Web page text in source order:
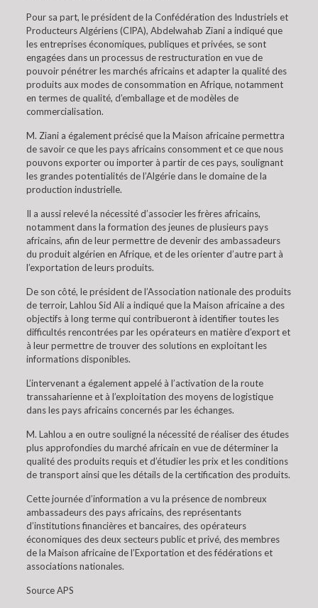
Pour sa part, le président de la Confédération des Industriels et
Producteurs Algériens (CIPA), Abdelwahab Ziani a indiqué que
les entreprises économiques, publiques et privées, se sont
engagées dans un processus de restructuration en vue de
pouvoir pénétrer les marchés africains et adapter la qualité des
produits aux modes de consommation en Afrique, notamment
en termes de qualité, d’emballage et de modèles de
commercialisation.
M. Ziani a également précisé que la Maison africaine permettra
de savoir ce que les pays africains consomment et ce que nous
pouvons exporter ou importer à partir de ces pays, soulignant
les grandes potentialités de l’Algérie dans le domaine de la
production industrielle.
Il a aussi relevé la nécessité d’associer les frères africains,
notamment dans la formation des jeunes de plusieurs pays
africains, afin de leur permettre de devenir des ambassadeurs
du produit algérien en Afrique, et de les orienter d’autre part à
l’exportation de leurs produits.
De son côté, le président de l’Association nationale des produits
de terroir, Lahlou Sid Ali a indiqué que la Maison africaine a des
objectifs à long terme qui contribueront à identifier toutes les
difficultés rencontrées par les opérateurs en matière d’export et
à leur permettre de trouver des solutions en exploitant les
informations disponibles.
L’intervenant a également appelé à l’activation de la route
transsaharienne et à l’exploitation des moyens de logistique
dans les pays africains concernés par les échanges.
M. Lahlou a en outre souligné la nécessité de réaliser des études
plus approfondies du marché africain en vue de déterminer la
qualité des produits requis et d’étudier les prix et les conditions
de transport ainsi que les détails de la certification des produits.
Cette journée d’information a vu la présence de nombreux
ambassadeurs des pays africains, des représentants
d’institutions financières et bancaires, des opérateurs
économiques des deux secteurs public et privé, des membres
de la Maison africaine de l’Exportation et des fédérations et
associations nationales.
Source APS